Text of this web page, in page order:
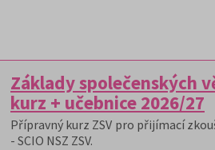
Základy společenských
kurz + učebnice 2026/27
Přípravný kurz ZSV pro přijímací
- SCIO NSZ ZSV.